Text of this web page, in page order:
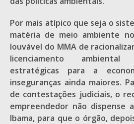
Por mais atípico que seja o
matéria de meio ambiente
louvável do MMA de
licenciamento
estratégicas para a
inseguranças ainda maiores.
de contestações judiciais, o
empreendedor não dispense
Ibama, para que o órgão,